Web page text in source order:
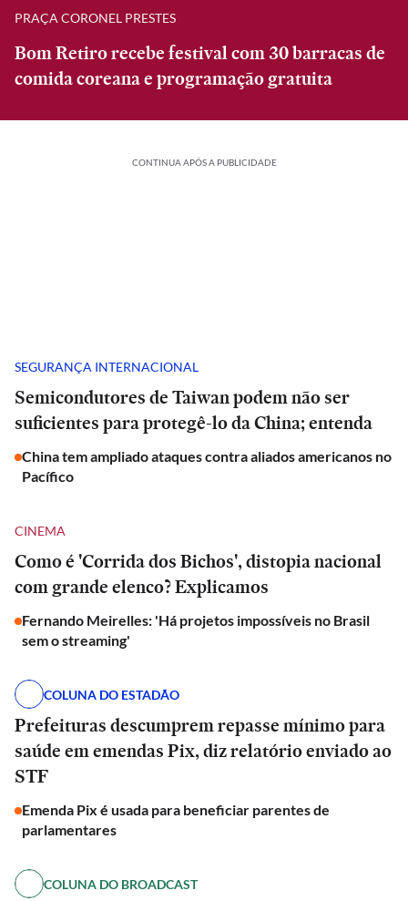
PRAÇA CORONEL PRESTES
Bom Retiro recebe festival com 30 barracas de
comida coreana e programação gratuita
CONTINUA APÓS A PUBLICIDADE
SEGURANÇA INTERNACIONAL
Semicondutores de Taiwan podem não ser
suficientes para protegê-lo da China; entenda
China tem ampliado ataques contra aliados americanos no
Pacífico
CINEMA
Como é 'Corrida dos Bichos', distopia nacional
com grande elenco? Explicamos
Fernando Meirelles: 'Há projetos impossíveis no Brasil
sem o streaming'
COLUNA DO ESTADÃO
Prefeituras descumprem repasse mínimo para
saúde em emendas Pix, diz relatório enviado ao
STF
Emenda Pix é usada para beneficiar parentes de
parlamentares
COLUNA DO BROADCAST